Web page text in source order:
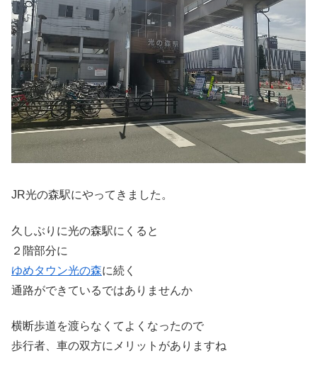
JR光の森駅にやってきました。
久しぶりに光の森駅にくると
２階部分に
ゆめタウン光の森に続く
通路ができているではありませんか
横断歩道を渡らなくてよくなったので
歩行者、車の双方にメリットがありますね